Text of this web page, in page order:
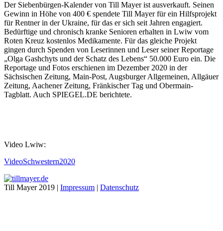
Der Siebenbürgen-Kalender von Till Mayer ist ausverkauft. Seinen
Gewinn in Höhe von 400 € spendete Till Mayer für ein Hilfsprojekt
für Rentner in der Ukraine, für das er sich seit Jahren engagiert.
Bedürftige und chronisch kranke Senioren erhalten in Lwiw vom
Roten Kreuz kostenlos Medikamente. Für das gleiche Projekt
gingen durch Spenden von Leserinnen und Leser seiner Reportage
„Olga Gashchyts und der Schatz des Lebens“ 50.000 Euro ein. Die
Reportage und Fotos erschienen im Dezember 2020 in der
Sächsischen Zeitung, Main-Post, Augsburger Allgemeinen, Allgäuer
Zeitung, Aachener Zeitung, Fränkischer Tag und Obermain-
Tagblatt. Auch SPIEGEL.DE berichtete.
Video Lwiw:
VideoSchwestern2020
Till Mayer 2019 | Impressum | Datenschutz